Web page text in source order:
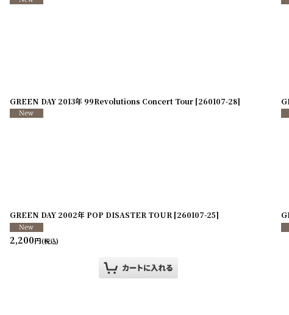
GREEN DAY 2013年 99Revolutions Concert Tour [260107-28]
GREEN DAY 2002年 POP DISASTER TOUR [260107-25]
2,200円(税込)